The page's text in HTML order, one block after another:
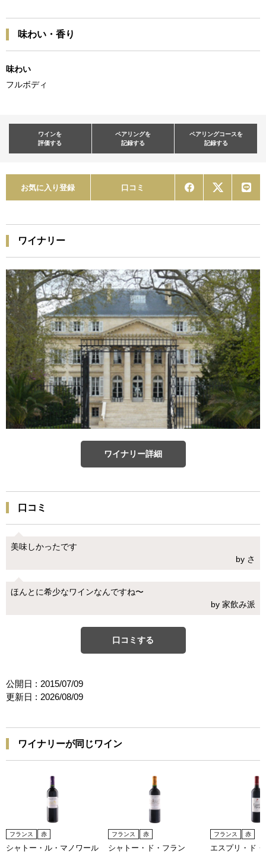
味わい・香り
味わい
フルボディ
ワインを
評価する
ペアリングを
記録する
ペアリングコースを
記録する
お気に入り登録 口コミ
ワイナリー
ワイナリー詳細
口コミ
美味しかったです
by さ
ほんとに希少なワインなんですね〜
by 家飲み派
口コミする
公開日 : 2015/07/09
更新日 : 2026/08/09
ワイナリーが同じワイン
フランス 赤
シャトー・ル・マノワール
フランス 赤
シャトー・ド・フラン
フランス 赤
エスプリ・ド